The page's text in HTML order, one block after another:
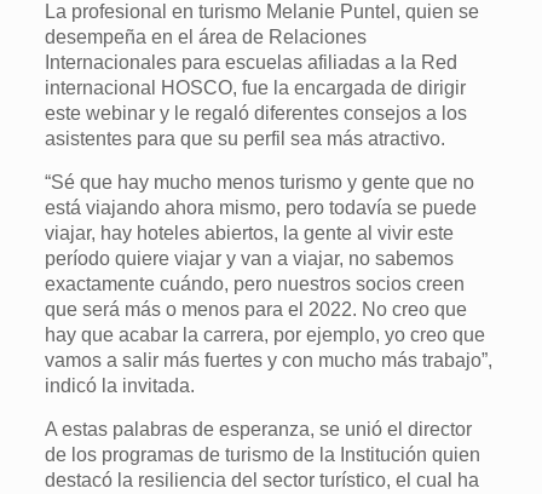
La profesional en turismo Melanie Puntel, quien se
desempeña en el área de Relaciones
Internacionales para escuelas afiliadas a la Red
internacional HOSCO, fue la encargada de dirigir
este webinar y le regaló diferentes consejos a los
asistentes para que su perfil sea más atractivo.
“Sé que hay mucho menos turismo y gente que no
está viajando ahora mismo, pero todavía se puede
viajar, hay hoteles abiertos, la gente al vivir este
período quiere viajar y van a viajar, no sabemos
exactamente cuándo, pero nuestros socios creen
que será más o menos para el 2022. No creo que
hay que acabar la carrera, por ejemplo, yo creo que
vamos a salir más fuertes y con mucho más trabajo”,
indicó la invitada.
A estas palabras de esperanza, se unió el director
de los programas de turismo de la Institución quien
destacó la resiliencia del sector turístico, el cual ha